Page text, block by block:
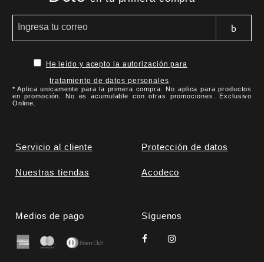
He leído y acepto la autorización para
tratamiento de datos personales.
* Aplica unicamente para la primera compra. No aplica para productos
en promoción. No es acumulable con otras promociones. Exclusivo
Online.
Servicio al cliente Protección de datos
Nuestras tiendas Acodeco
Medios de pago Síguenos